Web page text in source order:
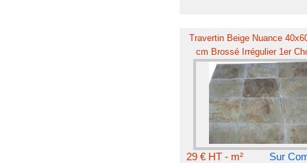
Travertin Beige Nuance
cm Brossé Irrégulier 1er
29 € HT - m² Sur